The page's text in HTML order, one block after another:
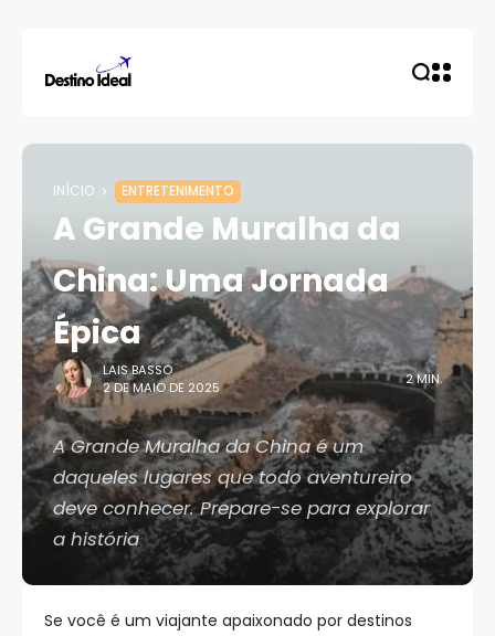
INÍCIO ENTRETENIMENTO
A Grande Muralha da
China: Uma Jornada
Épica
LAIS BASSO
2 DE MAIO DE 2025
2 MIN.
A Grande Muralha da China é um
daqueles lugares que todo aventureiro
deve conhecer. Prepare-se para explorar
a história
Se você é um viajante apaixonado por destinos